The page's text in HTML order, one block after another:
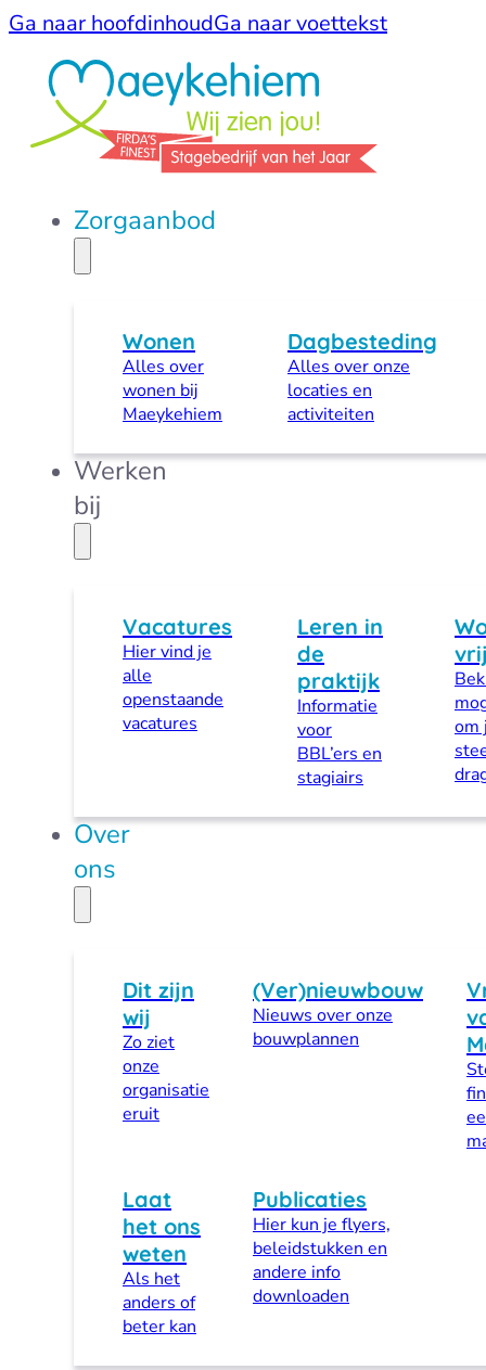
Ga naar hoofdinhoudGa naar voettekst
Zorgaanbod
Wonen
Alles over
wonen bij
Maeykehiem
Dagbesteding
Alles over onze
locaties en
activiteiten
Werken
bij
Vacatures
Hier vind je
alle
openstaande
vacatures
Leren in
de
praktijk
Informatie
voor
BBL’ers en
stagiairs
om
Over
ons
Dit zijn
wij
Zo ziet
onze
organisatie
eruit
(Ver)nieuwbouw
Nieuws over onze
bouwplannen
Laat
het ons
weten
Als het
anders of
beter kan
Publicaties
Hier kun je flyers,
beleidstukken en
andere info
downloaden